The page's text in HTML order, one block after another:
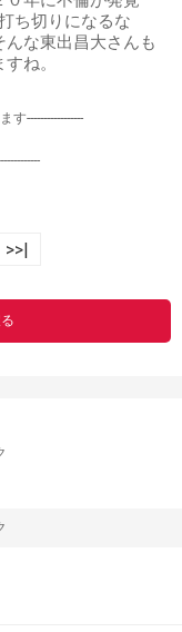
ち切りになるな
な東出昌大さんも
ね。
す-----------------
>>|